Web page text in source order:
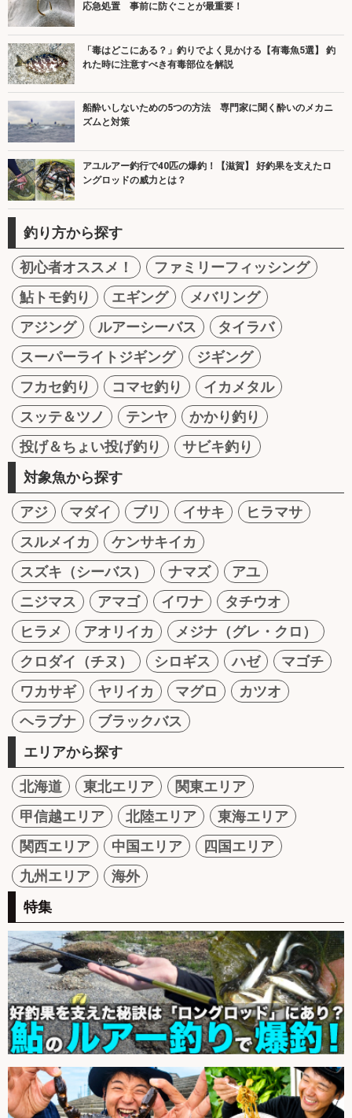
応急処置 事前に防ぐことが最重要！
「毒はどこにある？」釣りでよく見かける【有毒魚5選】 釣
れた時に注意すべき有毒部位を解説
船酔いしないための5つの方法 専門家に聞く酔いのメカニ
ズムと対策
アユルアー釣行で40匹の爆釣！【滋賀】 好釣果を支えたロ
ングロッドの威力とは？
釣り方から探す
初心者オススメ！
ファミリーフィッシング
鮎トモ釣り
エギング
メバリング
アジング
ルアーシーバス
タイラバ
スーパーライトジギング
ジギング
フカセ釣り
コマセ釣り
イカメタル
スッテ＆ツノ
テンヤ
かかり釣り
投げ＆ちょい投げ釣り
サビキ釣り
対象魚から探す
アジ マダイ ブリ イサキ
ヒラマサ
スルメイカ
ケンサキイカ
スズキ（シーバス）
ナマズ
アユ
ニジマス
アマゴ イワナ
タチウオ
ヒラメ
アオリイカ
メジナ（グレ・クロ）
クロダイ（チヌ）
シロギス ハゼ
マゴチ
ワカサギ
ヤリイカ マグロ
カツオ
ヘラブナ
ブラックバス
エリアから探す
北海道 東北エリア
関東エリア
甲信越エリア
北陸エリア
東海エリア
関西エリア
中国エリア
四国エリア
九州エリア
海外
特集